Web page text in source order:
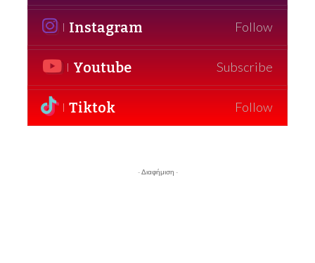
Instagram Follow
Youtube Subscribe
Tiktok Follow
- Διαφήμιση -